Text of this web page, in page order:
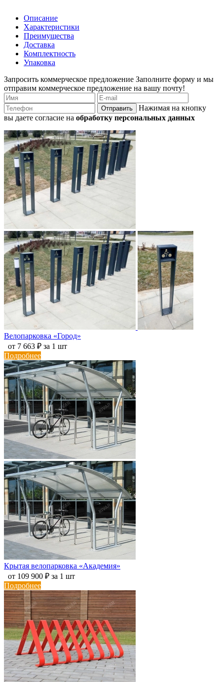
Описание
Характеристики
Преимущества
Доставка
Комплектность
Упаковка
Запросить коммерческое предложение Заполните форму и мы
отправим коммерческое предложение на вашу почту!
Отправить
Нажимая на кнопку
вы даете согласие на обработку персональных данных
Велопарковка «Город»
от 7 663 ₽ за 1 шт
Подробнее
Крытая велопарковка «Академия»
от 109 900 ₽ за 1 шт
Подробнее